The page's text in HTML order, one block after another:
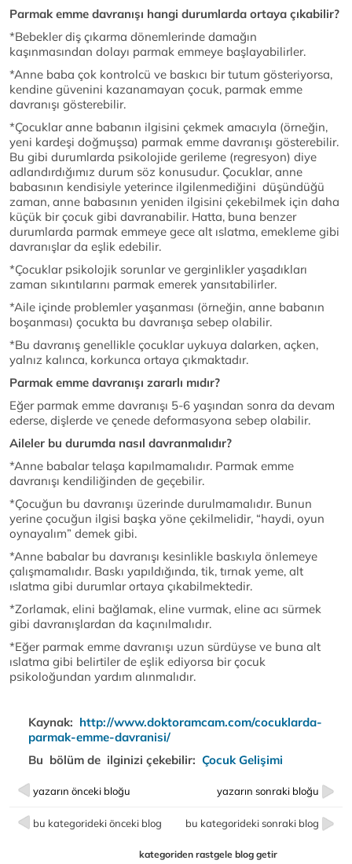
Parmak emme davranışı hangi durumlarda ortaya çıkabilir?
*Bebekler diş çıkarma dönemlerinde damağın
kaşınmasından dolayı parmak emmeye başlayabilirler.
*Anne baba çok kontrolcü ve baskıcı bir tutum gösteriyorsa,
kendine güvenini kazanamayan çocuk, parmak emme
davranışı gösterebilir.
*Çocuklar anne babanın ilgisini çekmek amacıyla (örneğin,
yeni kardeşi doğmuşsa) parmak emme davranışı gösterebilir.
Bu gibi durumlarda psikolojide gerileme (regresyon) diye
adlandırdığımız durum söz konusudur. Çocuklar, anne
babasının kendisiyle yeterince ilgilenmediğini düşündüğü
zaman, anne babasının yeniden ilgisini çekebilmek için daha
küçük bir çocuk gibi davranabilir. Hatta, buna benzer
durumlarda parmak emmeye gece alt ıslatma, emekleme gibi
davranışlar da eşlik edebilir.
*Çocuklar psikolojik sorunlar ve gerginlikler yaşadıkları
zaman sıkıntılarını parmak emerek yansıtabilirler.
*Aile içinde problemler yaşanması (örneğin, anne babanın
boşanması) çocukta bu davranışa sebep olabilir.
*Bu davranış genellikle çocuklar uykuya dalarken, açken,
yalnız kalınca, korkunca ortaya çıkmaktadır.
Parmak emme davranışı zararlı mıdır?
Eğer parmak emme davranışı 5-6 yaşından sonra da devam
ederse, dişlerde ve çenede deformasyona sebep olabilir.
Aileler bu durumda nasıl davranmalıdır?
*Anne babalar telaşa kapılmamalıdır. Parmak emme
davranışı kendiliğinden de geçebilir.
*Çocuğun bu davranışı üzerinde durulmamalıdır. Bunun
yerine çocuğun ilgisi başka yöne çekilmelidir, “haydi, oyun
oynayalım” demek gibi.
*Anne babalar bu davranışı kesinlikle baskıyla önlemeye
çalışmamalıdır. Baskı yapıldığında, tik, tırnak yeme, alt
ıslatma gibi durumlar ortaya çıkabilmektedir.
*Zorlamak, elini bağlamak, eline vurmak, eline acı sürmek
gibi davranışlardan da kaçınılmalıdır.
*Eğer parmak emme davranışı uzun sürdüyse ve buna alt
ıslatma gibi belirtiler de eşlik ediyorsa bir çocuk
psikoloğundan yardım alınmalıdır.
Kaynak: http://www.doktoramcam.com/cocuklarda-
parmak-emme-davranisi/
Bu bölüm de ilginizi çekebilir: Çocuk Gelişimi
yazarın önceki bloğu yazarın sonraki bloğu
bu kategorideki önceki blog bu kategorideki sonraki blog
kategoriden rastgele blog getir